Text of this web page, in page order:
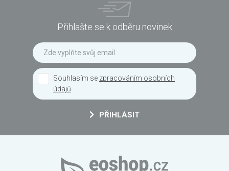
Přihlašte se k odběru novinek
Souhlasím se zpracováním osobních
údajů
PŘIHLÁSIT